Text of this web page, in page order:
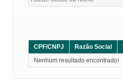
CPF/CNPJ Razão Social
Nenhum resultado encontrado!